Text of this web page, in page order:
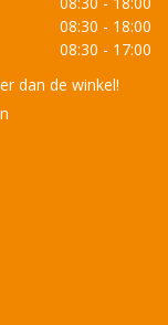
08:30 - 18:00
08:30 - 17:00
dan de winkel!